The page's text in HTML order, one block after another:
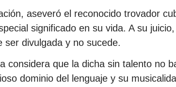
aseveró el reconocido trovador
significado en su vida. A su
divulgada y no sucede.
considera que la dicha sin talento no
dominio del lenguaje y su